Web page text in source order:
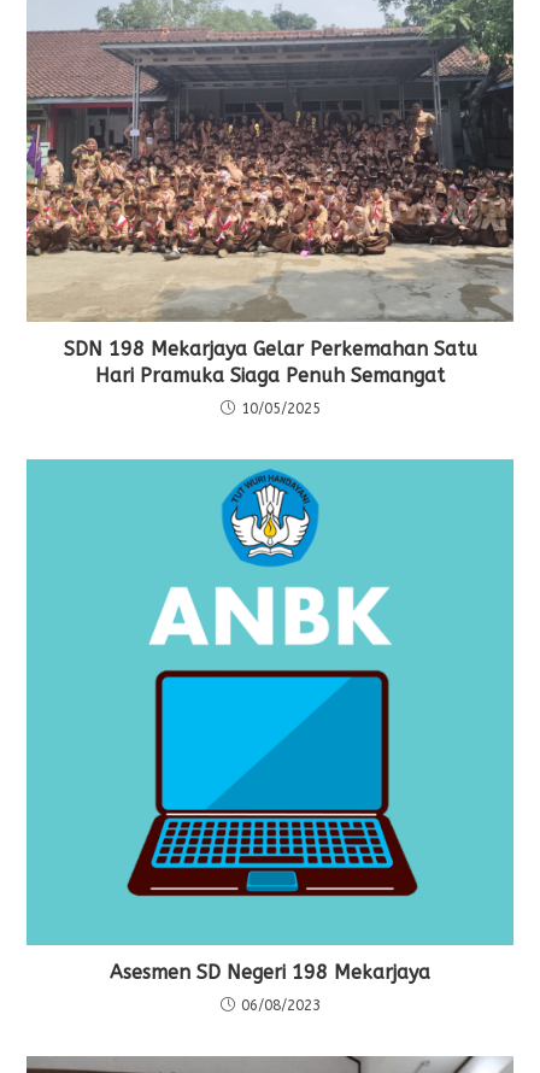
SDN 198 Mekarjaya Gelar Perkemahan Satu
Hari Pramuka Siaga Penuh Semangat
10/05/2025
Asesmen SD Negeri 198 Mekarjaya
06/08/2023